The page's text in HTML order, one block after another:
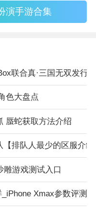
员，最终画面仅剩破
归属”为核心主题，
异、孤独与友谊，例
梦马戏师尤妮的执
逻辑推理等机制，如
机关，或通过咖啡馆
蕾莎的真实身份。
气变化影响场景互动
电击陷阱，而浓雾中
演手游合集
联合真·三国无双发行
色大盘点
蜃蛇获取方法介绍
排队人最少的区服介绍
雕游戏测试入口
Xmax参数评测